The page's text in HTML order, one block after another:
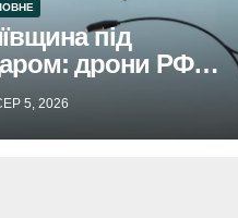
під
дрони РФ
жінку.
5, 2026